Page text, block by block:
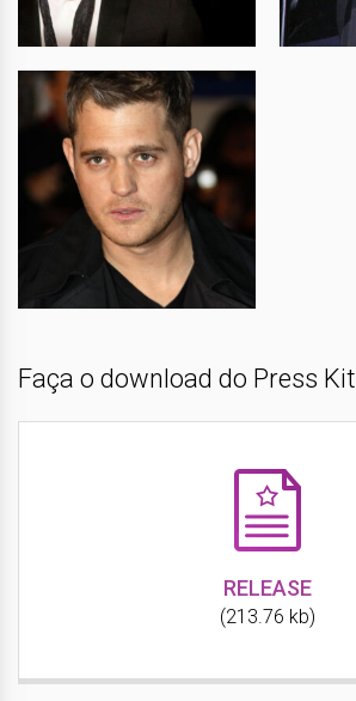
Faça o download do Press Kit
RELEASE
(213.76 kb)